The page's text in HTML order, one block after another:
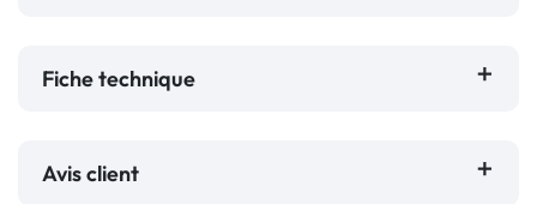
Fiche technique
Avis client